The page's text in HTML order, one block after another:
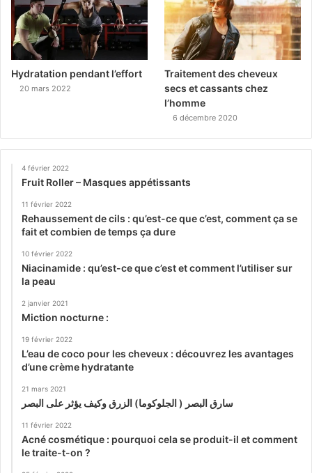
Hydratation pendant l’effort
20 mars 2022
Traitement des cheveux
secs et cassants chez
l’homme
6 décembre 2020
4 février 2022
Fruit Roller – Masques appétissants
11 février 2022
Rehaussement de cils : qu’est-ce que c’est, comment ça se
fait et combien de temps ça dure
10 février 2022
Niacinamide : qu’est-ce que c’est et comment l’utiliser sur
la peau
2 janvier 2021
Miction nocturne :
19 février 2022
L’eau de coco pour les cheveux : découvrez les avantages
d’une crème hydratante
21 mars 2021
سارق البصر ( الجلوكوما) الزرق وكيف يؤثر على البصر
11 février 2022
Acné cosmétique : pourquoi cela se produit-il et comment
le traite-t-on ?